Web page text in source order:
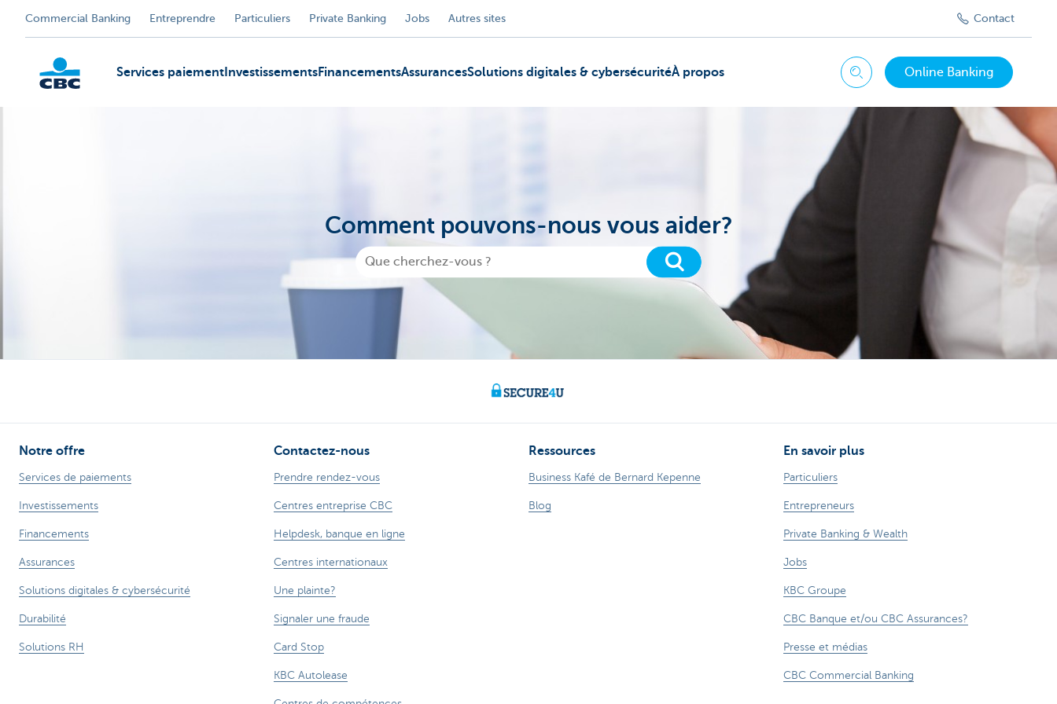
Commercial Banking Entreprendre Particuliers Private Banking Jobs Autres sites Contact
Services paiement InvestissementsFinancementsAssurancesSolutions digitales & cybersécuritéÀ propos ChercherOnline Banking
Comment pouvons-nous vous aider?
Notre offre
Services de paiements
Investissements
Financements
Assurances
Solutions digitales & cybersécurité
Durabilité
Solutions RH
Contactez-nous
Prendre rendez-vous
Centres entreprise CBC
Helpdesk, banque en ligne
Centres internationaux
Une plainte?
Signaler une fraude
Card Stop
KBC Autolease
Ressources
Business Kafé de Bernard Kepenne
Blog
En savoir plus
Particuliers
Entrepreneurs
Private Banking & Wealth
Jobs
KBC Groupe
CBC Banque et/ou CBC Assurances?
Presse et médias
CBC Commercial Banking